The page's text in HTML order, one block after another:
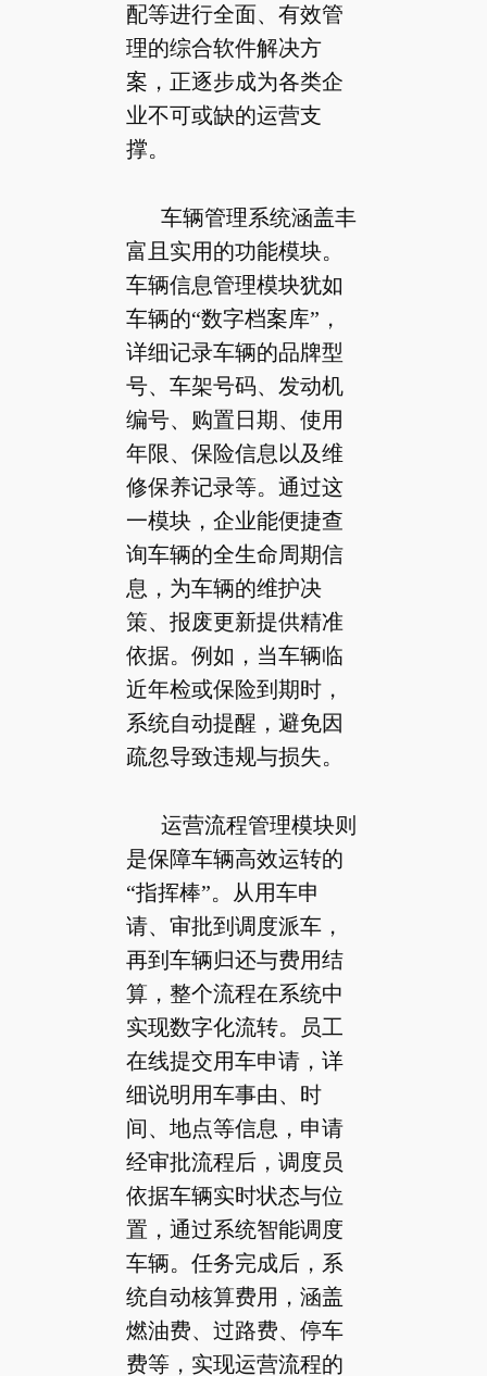
配等进行全面、有效管
理的综合软件解决方
案，正逐步成为各类企
业不可或缺的运营支
撑。
车辆管理系统涵盖丰
富且实用的功能模块。
车辆信息管理模块犹如
车辆的“数字档案库”，
详细记录车辆的品牌型
号、车架号码、发动机
编号、购置日期、使用
年限、保险信息以及维
修保养记录等。通过这
一模块，企业能便捷查
询车辆的全生命周期信
息，为车辆的维护决
策、报废更新提供精准
依据。例如，当车辆临
近年检或保险到期时，
系统自动提醒，避免因
疏忽导致违规与损失。
运营流程管理模块则
是保障车辆高效运转的
“指挥棒”。从用车申
请、审批到调度派车，
再到车辆归还与费用结
算，整个流程在系统中
实现数字化流转。员工
在线提交用车申请，详
细说明用车事由、时
间、地点等信息，申请
经审批流程后，调度员
依据车辆实时状态与位
置，通过系统智能调度
车辆。任务完成后，系
统自动核算费用，涵盖
燃油费、过路费、停车
费等，实现运营流程的